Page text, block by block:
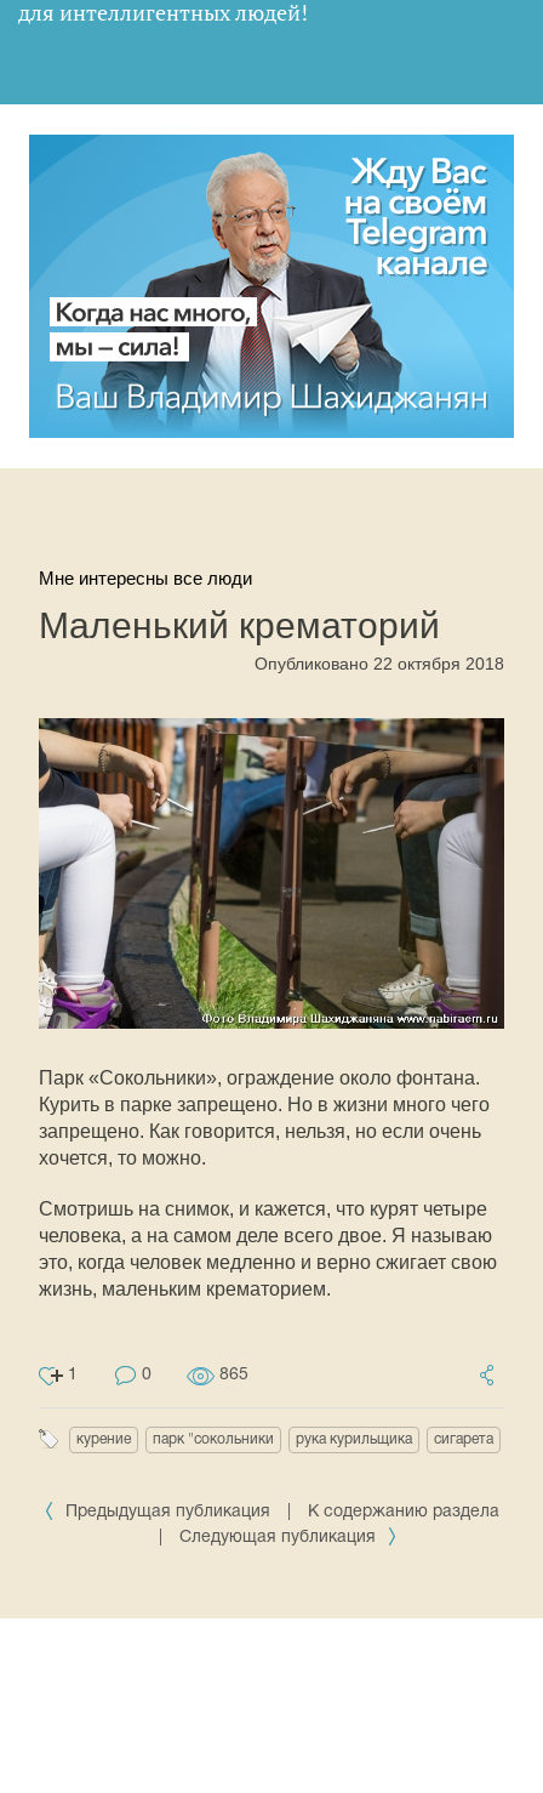
для интеллигентных людей!
Мне интересны все люди
Маленький крематорий
Опубликовано 22 октября 2018
Парк «Сокольники», ограждение около фонтана.
Курить в парке запрещено. Но в жизни много чего
запрещено. Как говорится, нельзя, но если очень
хочется, то можно.
Смотришь на снимок, и кажется, что курят четыре
человека, а на самом деле всего двое. Я называю
это, когда человек медленно и верно сжигает свою
жизнь, маленьким крематорием.
1 0 865
курение парк "сокольники рука курильщика сигарета
Предыдущая публикация
К содержанию раздела
Следующая публикация